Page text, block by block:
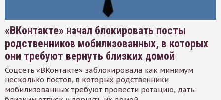
«ВКонтакте» начал блокировать посты
родственников мобилизованных, в которых
они требуют вернуть близких домой
Соцсеть «ВКонтакте» заблокировала как минимум
несколько постов, в которых родственники
мобилизованных требуют провести ротацию, дать